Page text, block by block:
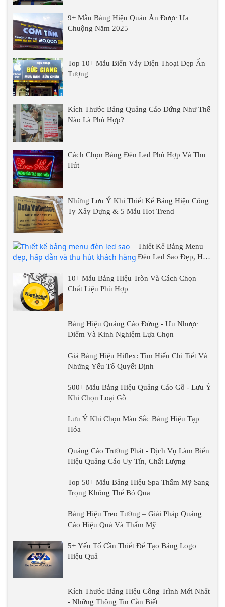
9+ Mẫu Bảng Hiệu Quán Ăn Được Ưa
Chuộng Năm 2025
Top 10+ Mẫu Biển Vẫy Điện Thoại Đẹp Ấn
Tượng
Kích Thước Bảng Quảng Cáo Đứng Như Thế
Nào Là Phù Hợp?
Cách Chọn Bảng Đèn Led Phù Hợp Và Thu
Hút
Những Lưu Ý Khi Thiết Kế Bảng Hiệu Công
Ty Xây Dựng & 5 Mẫu Hot Trend
Thiết Kế Bảng Menu Đèn Led Sao Đẹp, Hấp
Dẫn Và Thu Hút Khách Hàng
10+ Mẫu Bảng Hiệu Tròn Và Cách Chọn
Chất Liệu Phù Hợp
Bảng Hiệu Quảng Cáo Đứng - Ưu Nhược
Điểm Và Kinh Nghiệm Lựa Chọn
Giá Bảng Hiệu Hiflex: Tìm Hiểu Chi Tiết Và
Những Yếu Tố Quyết Định
500+ Mẫu Bảng Hiệu Quảng Cáo Gỗ - Lưu Ý
Khi Chọn Loại Gỗ
Lưu Ý Khi Chọn Màu Sắc Bảng Hiệu Tạp
Hóa
Quảng Cáo Trường Phát - Dịch Vụ Làm Biển
Hiệu Quảng Cáo Uy Tín, Chất Lượng
Top 50+ Mẫu Bảng Hiệu Spa Thẩm Mỹ Sang
Trọng Không Thể Bỏ Qua
Bảng Hiệu Treo Tường – Giải Pháp Quảng
Cáo Hiệu Quả Và Thẩm Mỹ
5+ Yếu Tố Cần Thiết Để Tạo Bảng Logo
Hiệu Quả
Kích Thước Bảng Hiệu Công Trình Mới Nhất
- Những Thông Tin Cần Biết